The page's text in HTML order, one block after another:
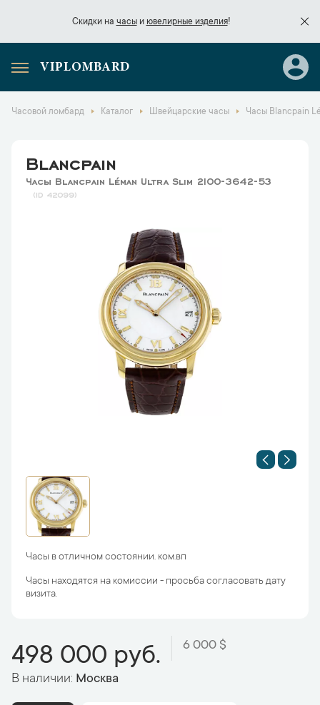
Скидки на часыи ювелирные изделия!
Скидки начасы
VIPLOMBARD
Часовой ломбард Каталог Швейцарские часы Часы Blancpain
Blancpain
Часы Blancpain Léman Ultra Slim 2100-3642-53
42099
Часы в отличном состоянии. ком.вп
Часы находятся на комиссии - просьба согласовать дату
визита.
498 000 руб. 6 000 $
В наличии: Москва